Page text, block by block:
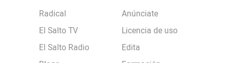
Radical
El Salto TV
El Salto Radio
Anúnciate
Licencia de uso
Edita